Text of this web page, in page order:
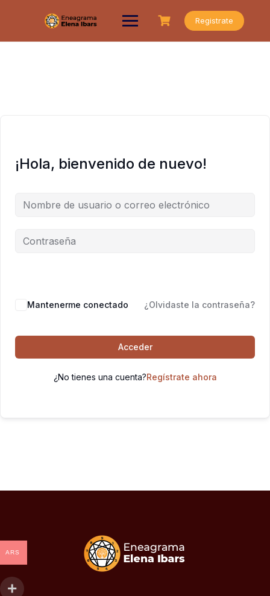
Registrate
¡Hola, bienvenido de nuevo!
Mantenerme conectado ¿Olvidaste la contraseña?
Acceder
¿No tienes una cuenta?Regístrate ahora
ARS